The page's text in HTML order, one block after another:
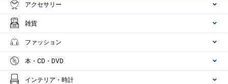
アクセサリー
雑貨
ファッション
本・CD・DVD
インテリア・時計